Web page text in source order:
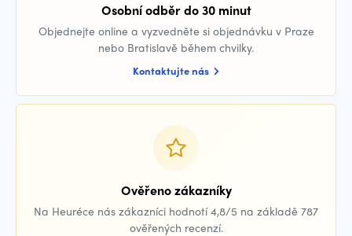
Osobní odběr do 30 minut
Objednejte online a vyzvedněte si objednávku v Praze
nebo Bratislavě během chvilky.
Kontaktujte nás
Ověřeno zákazníky
Na Heuréce nás zákazníci hodnotí 4,8/5 na základě 787
ověřených recenzí.